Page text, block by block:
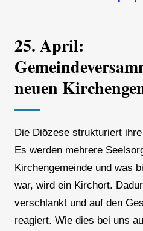
25. April:
neuen
Die Diözese strukturiert
Es werden mehrere
Kirchengemeinde und was
war, wird ein Kirchort.
verschlankt und auf den
reagiert. Wie dies bei uns